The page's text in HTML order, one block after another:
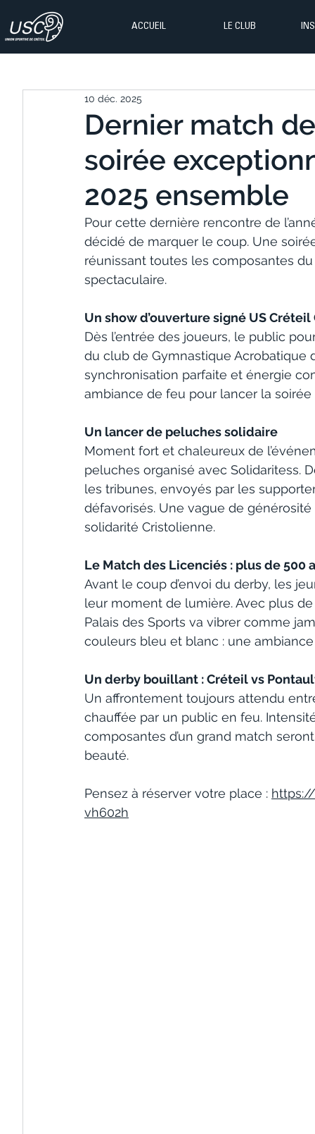
ACCUEIL LE CLUB
Dernier match
soirée
2025 ensemble
10 déc. 2025
Pour cette dernière rencontre de
décidé de marquer le coup. Une
réunissant toutes les composantes
spectaculaire.
Un show d’ouverture signé US
Dès l’entrée des joueurs, le public
du club de Gymnastique Acrobatique
synchronisation parfaite et énergie
ambiance de feu pour lancer la soirée
Un lancer de peluches solidaire
Moment fort et chaleureux de
peluches organisé avec Solidaritess.
les tribunes, envoyés par les
défavorisés. Une vague de
solidarité Cristolienne.
Le Match des Licenciés : plus de 500
Avant le coup d’envoi du derby, les
leur moment de lumière. Avec plus
Palais des Sports va vibrer comme
couleurs bleu et blanc : une
Un derby bouillant : Créteil vs
Un affrontement toujours attendu
chauffée par un public en feu.
composantes d’un grand match
beauté.
Pensez à réserver votre place :
vh602h